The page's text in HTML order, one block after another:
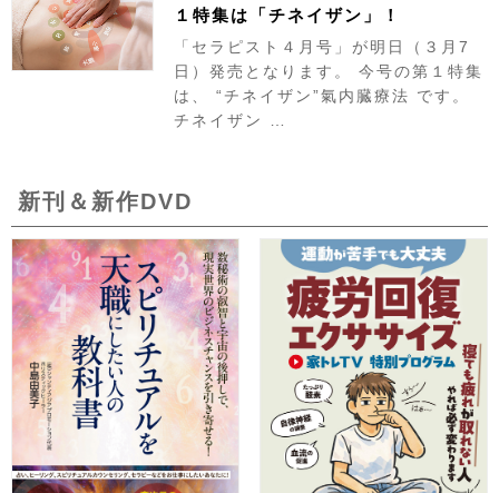
１特集は「チネイザン」！
「セラピスト４月号」が明日（３月7
日）発売となります。 今号の第１特集
は、 “チネイザン”氣内臓療法 です。
チネイザン …
新刊＆新作DVD